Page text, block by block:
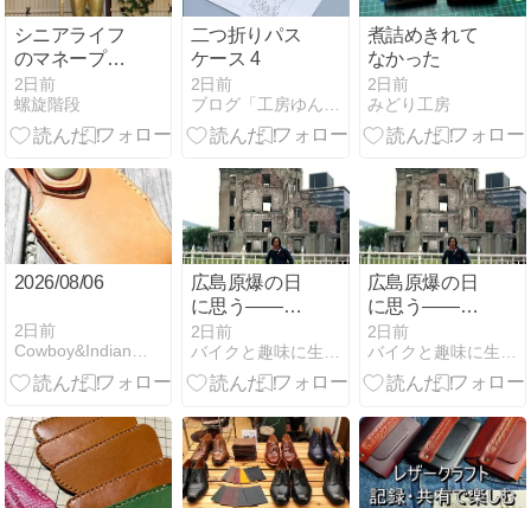
シニアライフ
のマネープラ
ン
2日前
螺旋階段
二つ折りパス
ケース 4
2日前
煮詰めきれて
なかった
2日前
みどり工房
2026/08/06
2日前
広島原爆の日
に思う――48
年前、広島を
訪れて
2日前
広島原爆の日
に思う――48
年前、広島を
訪れて
2日前